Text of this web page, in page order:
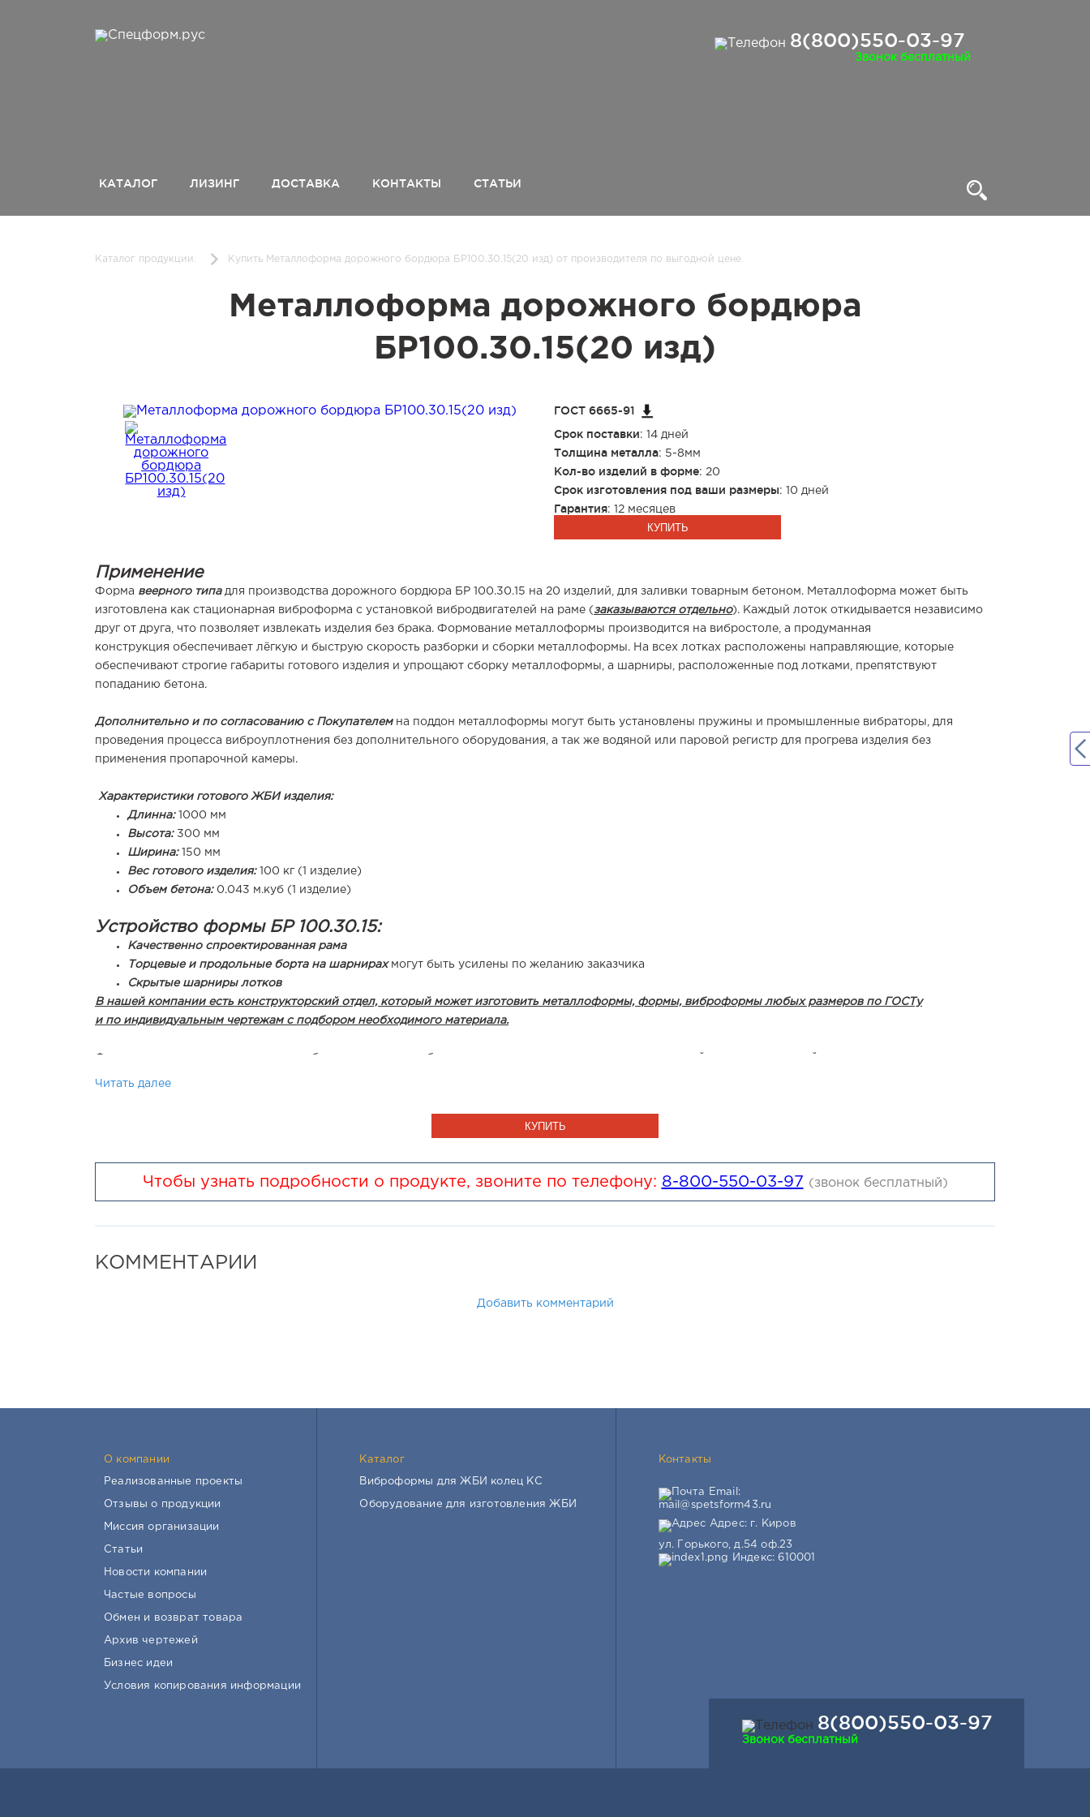
8(800)550-03-97
Звонок бесплатный
КАТАЛОГ ЛИЗИНГ ДОСТАВКА КОНТАКТЫ СТАТЬИ
Каталог продукции. Купить Металлоформа дорожного бордюра БР100.30.15(20 изд) от производителя по выгодной цене
Металлоформа дорожного бордюра
БР100.30.15(20 изд)
ГОСТ 6665-91
Срок поставки: 14 дней
Толщина металла: 5-8мм
Кол-во изделий в форме: 20
Срок изготовления под ваши размеры: 10 дней
Гарантия: 12 месяцев
КУПИТЬ
Применение
Форма веерного типадля производства дорожного бордюра БР 100.30.15 на 20 изделий, для заливки товарным бетоном. Металлоформа может быть
изготовлена как стационарная виброформа с установкой вибродвигателей на раме (заказываются отдельно). Каждый лоток откидывается независимо
друг от друга, что позволяет извлекать изделия без брака. Формование металлоформы производится на вибростоле, а продуманная
конструкция обеспечивает лёгкую и быструю скорость разборки и сборки металлоформы. На всех лотках расположены направляющие, которые
обеспечивают строгие габариты готового изделия и упрощают сборку металлоформы, а шарниры, расположенные под лотками, препятствуют
попаданию бетона.
Дополнительно и по согласованию с Покупателемна поддон металлоформы могут быть установлены пружины и промышленные вибраторы, для
проведения процесса виброуплотнения без дополнительного оборудования, а так же водяной или паровой регистр для прогрева изделия без
применения пропарочной камеры.
Характеристики готового ЖБИ изделия:
Длинна:1000 мм
Высота:300 мм
Ширина:150 мм
Вес готового изделия:100 кг (1 изделие)
Объем бетона:0.043 м.куб (1 изделие)
Устройство формы БР 100.30.15:
Качественно спроектированная рама
Торцевые и продольные борта на шарнирахмогут быть усилены по желанию заказчика
Скрытые шарниры лотков
В нашей компании есть конструкторский отдел, который может изготовить металлоформы, формы, виброформы любых размеров по ГОСТу
и по индивидуальным чертежам с подбором необходимого материала.
Формы для производства дорожных бордюров могут работать в производственном цехе и на открытой производственной площадке.
Если у Вас остались вопросы, обращайтесь, мы обязательно вам поможем. Предлагаем Вам сейчас перейти к согласованию сделки и размещению
Читать далее
КУПИТЬ
Чтобы узнать подробности о продукте, звоните по телефону: 8-800-550-03-97 (звонок бесплатный)
КОММЕНТАРИИ
Добавить комментарий
О компании
Реализованные проекты
Отзывы о продукции
Миссия организации
Статьи
Новости компании
Частые вопросы
Обмен и возврат товара
Архив чертежей
Бизнес идеи
Условия копирования информации
Каталог
Виброформы для ЖБИ колец КС
Оборудование для изготовления ЖБИ
Контакты
Email:
mail@spetsform43.ru
Адрес: г. Киров
ул. Горького, д.54 оф.23
Индекс: 610001
8(800)550-03-97
Звонок бесплатный